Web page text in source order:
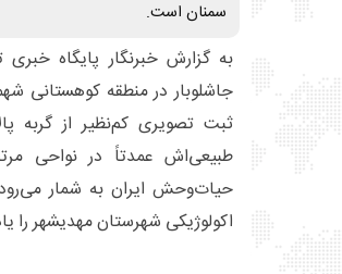
سمنان است.
به گزارش خبرنگار پایگاه
جاشلوبار در منطقه کوهستانی
ثبت تصویری کم‌نظیر از گربه
طبیعی‌اش عمدتاً در نواحی
حیات‌وحش ایران به شمار
اکولوژیکی شهرستان مهدیشهر را